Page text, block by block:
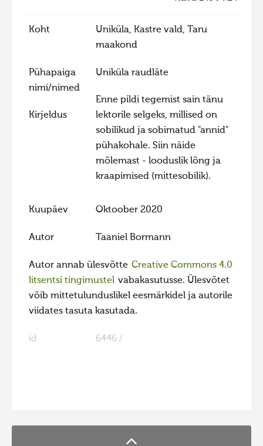
Hiite kuvavõistlus 2023 lisa
Hiite kuvavõistlus 2022
Hiite kuvavõistlus 2022 lisa
Liikuvad kuvad 2022
Hiite kuvavõistlus 2021 lisa
Liikuvad kuvad 2021
Liikuvad kuvad 2020
Hiite kuvavõistlus 2019
Hiite kuvavõistlus 2018
Hiite kuvavõistlus 2015
Hiite kuvavõistlus 2011
Koht
Uniküla, Kastre vald, Taru
maakond
Pühapaiga
nimi/nimed
Uniküla raudläte
Kirjeldus
Enne pildi tegemist sain tänu
lektorile selgeks, millised on
sobilikud ja sobimatud "annid"
pühakohale. Siin näide
mõlemast - looduslik lõng ja
kraapimised (mittesobilik).
Kuupäev Oktoober 2020
Autor Taaniel Bormann
Autor annab ülesvõtte Creative Commons 4.0
litsentsi tingimustel vabakasutusse. Ülesvõtet
võib mittetulunduslikel eesmärkidel ja autorile
viidates tasuta kasutada.
id 6446 /